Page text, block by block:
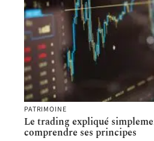
PATRIMOINE
Le trading expliqué
comprendre ses principes